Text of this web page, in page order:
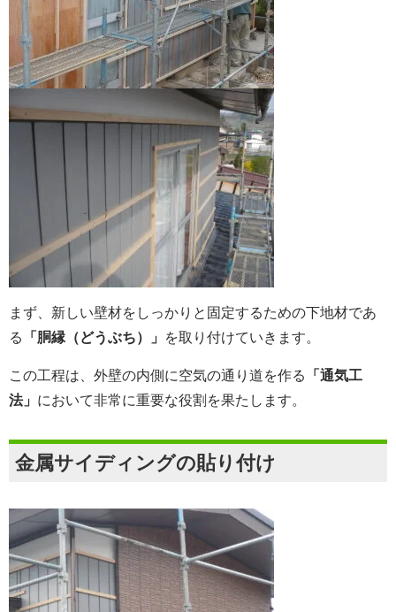
まず、新しい壁材をしっかりと固定するための下地材であ
る
「胴縁（どうぶち）」 を取り付けていきます。
この工程は、外壁の内側に空気の通り道を作る
「通気工
法」 において非常に重要な役割を果たします。
金属サイディングの貼り付け